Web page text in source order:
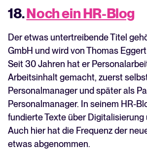
18.Noch ein HR-Blog
Der etwas untertreibende Titel
GmbH und wird von Thomas
Seit 30 Jahren hat er
Arbeitsinhalt gemacht, zuerst
Personalmanager und später als
Personalmanager. In seinem HR-
fundierte Texte über Digitalisierung
Auch hier hat die Frequenz der
etwas abgenommen.